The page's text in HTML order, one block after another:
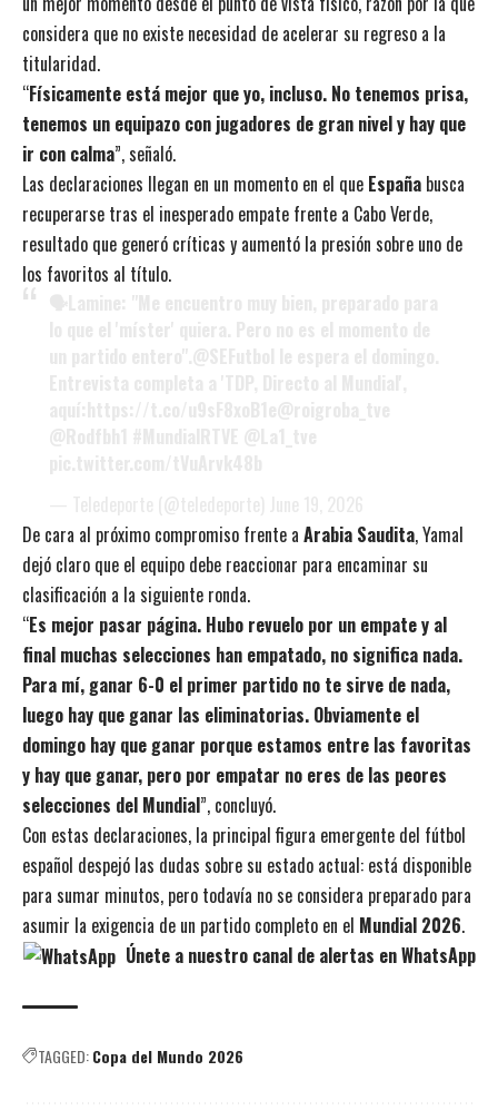
considera que no existe necesidad de acelerar su regreso a la
titularidad.
“Físicamente está mejor que yo, incluso. No tenemos prisa,
tenemos un equipazo con jugadores de gran nivel y hay que
ir con calma”, señaló.
Las declaraciones llegan en un momento en el que España busca
recuperarse tras el inesperado empate frente a Cabo Verde,
resultado que generó críticas y aumentó la presión sobre uno de
los favoritos al título.
De cara al próximo compromiso frente a Arabia Saudita, Yamal
dejó claro que el equipo debe reaccionar para encaminar su
clasificación a la siguiente ronda.
“Es mejor pasar página. Hubo revuelo por un empate y al
final muchas selecciones han empatado, no significa nada.
Para mí, ganar 6-0 el primer partido no te sirve de nada,
luego hay que ganar las eliminatorias. Obviamente el
domingo hay que ganar porque estamos entre las favoritas
y hay que ganar, pero por empatar no eres de las peores
selecciones del Mundial”, concluyó.
Con estas declaraciones, la principal figura emergente del fútbol
español despejó las dudas sobre su estado actual: está disponible
para sumar minutos, pero todavía no se considera preparado para
asumir la exigencia de un partido completo en el Mundial 2026.
Únete a nuestro canal de alertas en WhatsApp
TAGGED:Copa del Mundo 2026